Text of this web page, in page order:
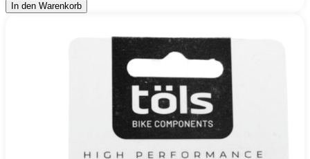
In den Warenkorb